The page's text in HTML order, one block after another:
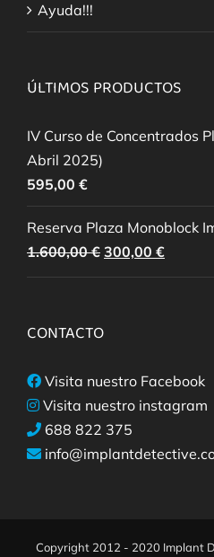
Ayuda!!!
ÚLTIMOS PRODUCTOS
IV Curso de Concentrados
Abril 2025)
595,00 €
Reserva Plaza Monoblock
1.600,00€ El
precio
300,00 €El
precio
CONTACTO
Visita nuestro Facebook
Visita nuestro instagram
688 822 375
Copyright 2012 - 2020 Implant